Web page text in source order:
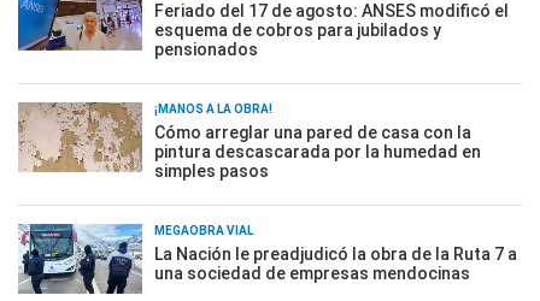
Feriado del 17 de agosto: ANSES modificó el
esquema de cobros para jubilados y
pensionados
¡MANOS A LA OBRA!
Cómo arreglar una pared de casa con la
pintura descascarada por la humedad en
simples pasos
MEGAOBRA VIAL
La Nación le preadjudicó la obra de la Ruta 7 a
una sociedad de empresas mendocinas